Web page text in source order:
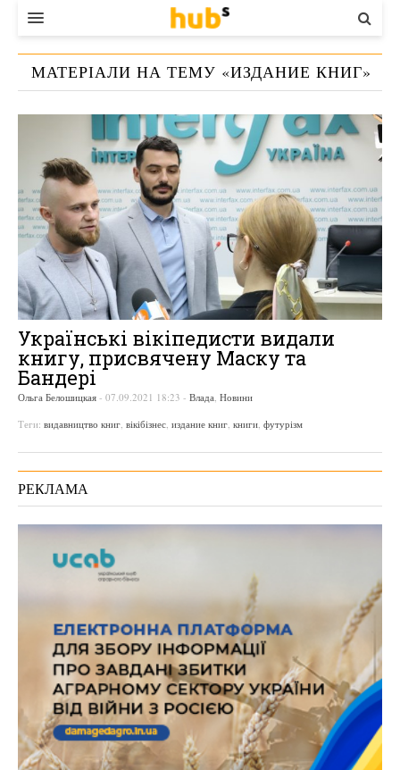
ВЛАДА
ЕКОНОМІКА
СТАРТЕР
КОНТАКТИ
МАТЕРІАЛИ НА ТЕМУ «ИЗДАНИЕ КНИГ»
Українські вікіпедисти видали
книгу, присвячену Маску та
Бандері
Ольга Белошицкая - 07.09.2021 18:23 - Влада Новини
Теги: видавництво книг вікібізнес издание книг книги футурізм
РЕКЛАМА